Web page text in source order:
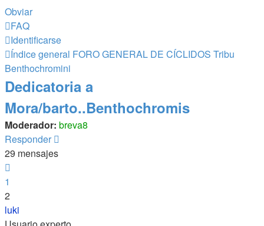
Obviar
FAQ
Identificarse
Índice general FORO GENERAL DE CÍCLIDOS Tribu
Benthochromini
Dedicatoria a
Mora/barto..Benthochromis
Moderador: breva8
Responder
29 mensajes
1
2
luki